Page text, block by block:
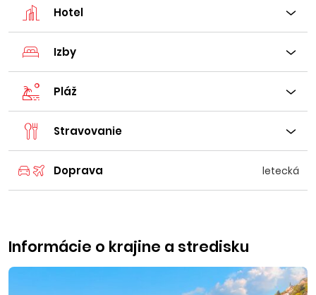
Hotel
Izby
Pláž
Stravovanie
Doprava letecká
Informácie o krajine a stredisku